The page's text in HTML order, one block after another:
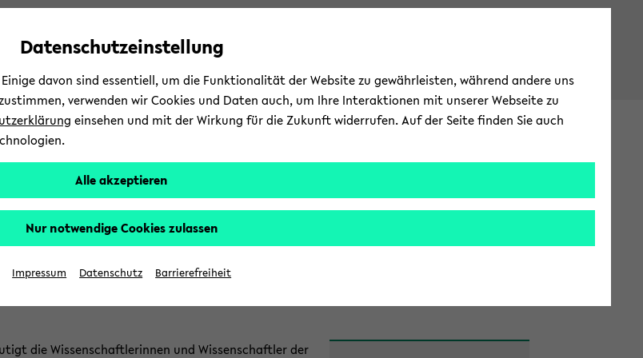
Automatische
vermeiden
zum
wechseln
zum
wechseln
zum
wechseln
LI­
SCHEN
die Wis­sen­schaft­le­rin­nen und Wis­sen­schaft­ler der
Datenschutzeinstellung
davon sind essentiell, um die Funktionalität der Website zu gewährleisten, während andere uns
verwenden wir Cookies und Daten auch, um Ihre Interaktionen mit unserer Webseite zu
einsehen und mit der Wirkung für die Zukunft widerrufen. Auf der Seite finden Sie auch
Alle akzeptieren
Nur notwendige Cookies zulassen
Impressum Datenschutz Barrierefreiheit